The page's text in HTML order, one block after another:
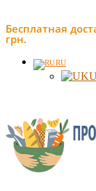
Бесплатная
грн.
RU